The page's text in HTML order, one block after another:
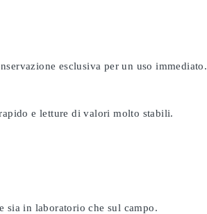
esclusiva per un uso immediato.
e letture di valori molto stabili.
sia in laboratorio che sul campo.